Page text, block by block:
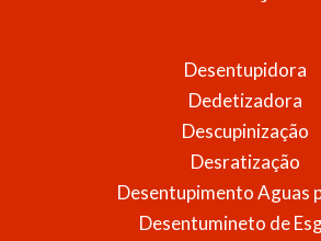
Desentupidora
Dedetizadora
Descupinização
Desratização
Desentupimento Aguas
Desentumineto de